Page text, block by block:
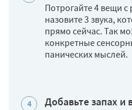
Потрогайте 4 вещи с
назовите 3 звука,
прямо сейчас. Так
конкретные
панических мыслей.
Добавьте запах и